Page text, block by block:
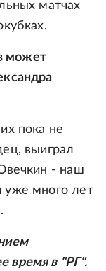
матчах
может
пока не
выиграл
- наш
уже много лет
время в "РГ".